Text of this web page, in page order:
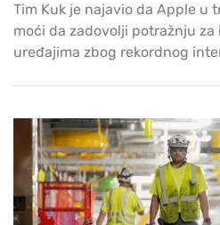
Tim Kuk je najavio da Apple u
moći da zadovolji potražnju za
uređajima zbog rekordnog